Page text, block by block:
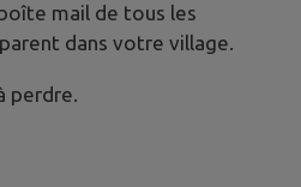
mail de tous les
dans votre village.
perdre.